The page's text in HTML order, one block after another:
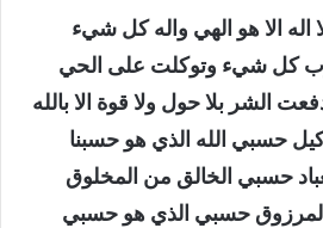
اله الا هو الهي واله كل شيء
كل شيء وتوكلت على الحي
الشر بلا حول ولا قوة الا بالله
حسبي الله الذي هو حسبنا
حسبي الخالق من المخلوق
حسبي الذي هو حسبي